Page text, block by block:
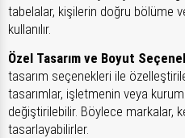
tabelalar, kişilerin doğru bölüme
kullanılır.
Özel Tasarım ve Boyut
tasarım seçenekleri ile
tasarımlar, işletmenin veya
değiştirilebilir. Böylece markalar,
tasarlayabilirler.